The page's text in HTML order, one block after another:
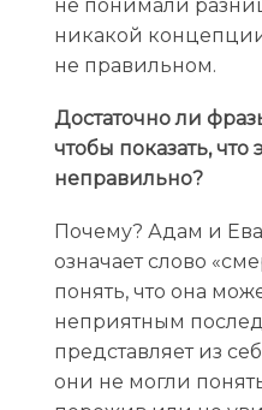
не понимали
никакой
не правильном.
Достаточно ли
чтобы показать, что
неправильно?
Почему? Адам и
означает слово
понять, что она
неприятным
представляет из
они не могли